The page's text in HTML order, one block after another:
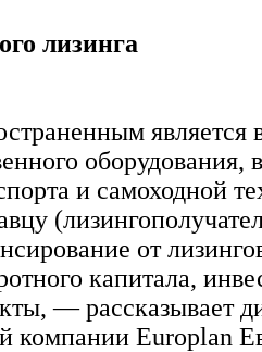
лизинга
является
оборудования,
и самоходной
от
капитала,
— рассказывает
компании Europlan